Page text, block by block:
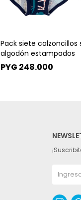
Pack siete calzoncillos
algodón estampados
PYG 248.000